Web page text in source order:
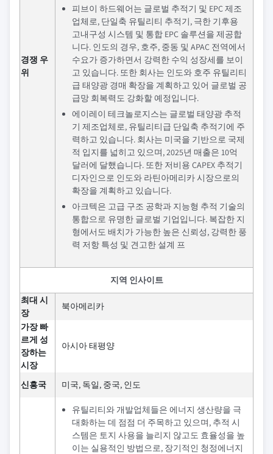
경쟁 우
위
피브이 하드웨어는 글로벌 추적기 및 EPC 제조
업체로, 단일축 유틸리티 추적기, 극한 기후용
고내구성 시스템 및 통합 EPC 솔루션을 제공합
니다. 인도의 경우, 호주, 중동 및 APAC 전역에서
수요가 증가하면서 강력한 수익 성장세를 보이
고 있습니다. 또한 회사는 인도와 호주 유틸리티
급 태양광 경매 확장을 계획하고 있어 글로벌 공
급망 회복력도 강화할 예정입니다.
에이레이 테크놀로지스는 글로벌 태양광 추적
기 제조업체로, 유틸리티급 단일축 추적기에 주
력하고 있습니다. 회사는 미국을 기반으로 국제
적 입지를 넓히고 있으며, 2025년 매출은 10억
달러에 달했습니다. 또한 저비용 CAPEX 추적기
디자인으로 인도와 라틴아메리카 시장으로의
확장을 계획하고 있습니다.
아크텍은 고급 구조 공학과 지능형 추적 기술의
통합으로 유명한 글로벌 기업입니다. 복잡한 지
형에서도 배치가 가능한 높은 신뢰성, 강력한 풍
력 저항 특성 및 견고한 설계 프
지역 인사이트
최대 시
장
북아메리카
가장 빠
르게 성
장하는
시장
아시아 태평양
신흥국 미국, 독일, 중국, 인도
유틸리티와 개발업체들은 에너지 생산량을 극
대화하는 데 점점 더 주목하고 있으며, 추적 시
스템은 토지 사용을 늘리지 않고도 효율성을 높
이는 실용적인 방법으로, 장기적인 청정에너지